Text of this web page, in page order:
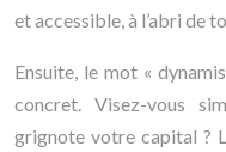
et accessible, à l’abri de
Ensuite, le mot «
concret. Visez-vous
grignote votre capital ?